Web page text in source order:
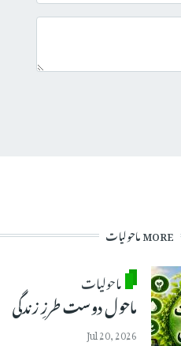
MORE ماحولیات
ماحولیات
ماحول دوست طرزِ زندگی
Jul 20, 2026